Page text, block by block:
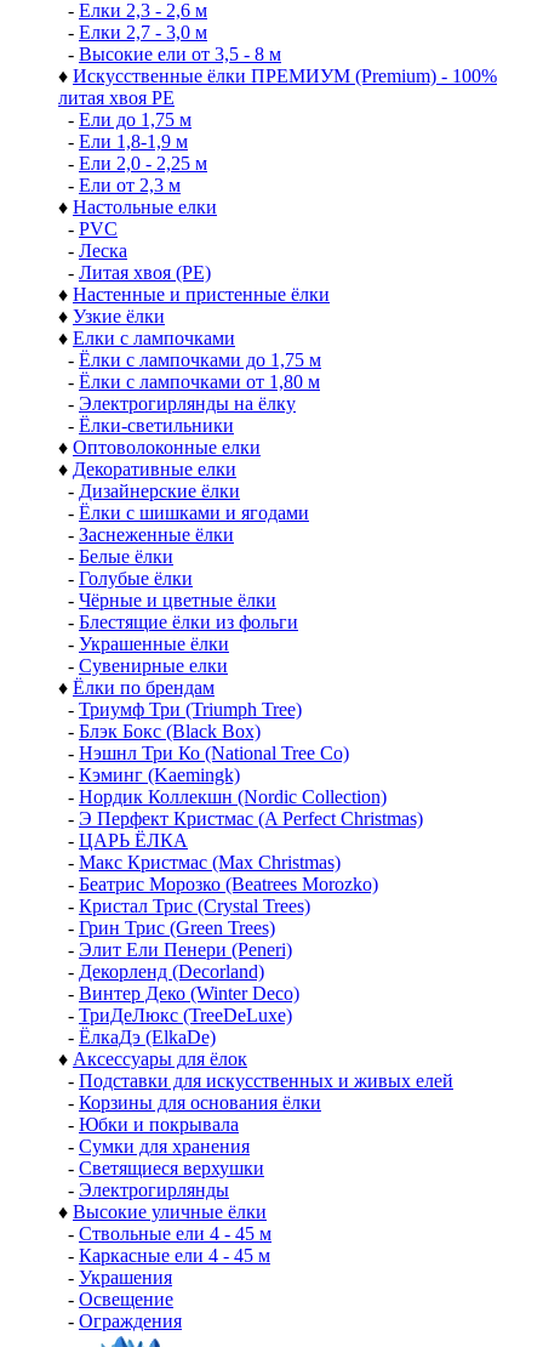
- Елки 2,3 - 2,6 м
- Елки 2,7 - 3,0 м
- Высокие ели от 3,5 - 8 м
♦ Искусственные ёлки ПРЕМИУМ (Premium) - 100%
литая хвоя РЕ
- Ели до 1,75 м
- Ели 1,8-1,9 м
- Ели 2,0 - 2,25 м
- Ели от 2,3 м
♦ Настольные елки
- PVC
- Леска
- Литая хвоя (РЕ)
♦ Настенные и пристенные ёлки
♦ Узкие ёлки
♦ Елки с лампочками
- Ёлки с лампочками до 1,75 м
- Ёлки с лампочками от 1,80 м
- Электрогирлянды на ёлку
- Ёлки-светильники
♦ Оптоволоконные елки
♦ Декоративные елки
- Дизайнерские ёлки
- Ёлки с шишками и ягодами
- Заснеженные ёлки
- Белые ёлки
- Голубые ёлки
- Чёрные и цветные ёлки
- Блестящие ёлки из фольги
- Украшенные ёлки
- Сувенирные елки
♦ Ёлки по брендам
- Триумф Три (Triumph Tree)
- Блэк Бокс (Black Box)
- Нэшнл Три Ко (National Tree Co)
- Кэминг (Kaemingk)
- Нордик Коллекшн (Nordic Collection)
- Э Перфект Кристмас (A Perfect Christmas)
- ЦАРЬ ЁЛКА
- Макс Кристмас (Max Christmas)
- Беатрис Морозко (Beatrees Morozko)
- Кристал Трис (Crystal Trees)
- Грин Трис (Green Trees)
- Элит Ели Пенери (Peneri)
- Декорленд (Decorland)
- Винтер Деко (Winter Deco)
- ТриДеЛюкс (TreeDeLuxe)
- ЁлкаДэ (ElkaDe)
♦ Аксессуары для ёлок
- Подставки для искусственных и живых елей
- Корзины для основания ёлки
- Юбки и покрывала
- Сумки для хранения
- Светящиеся верхушки
- Электрогирлянды
♦ Высокие уличные ёлки
- Ствольные ели 4 - 45 м
- Каркасные ели 4 - 45 м
- Украшения
- Освещение
- Ограждения